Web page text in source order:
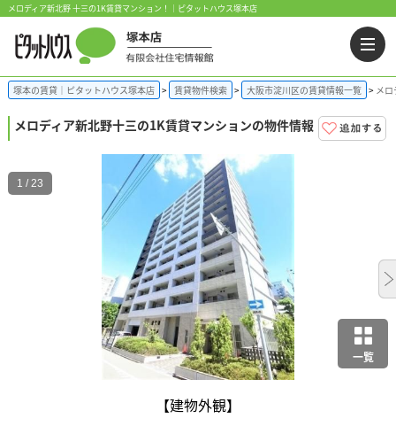
メロディア新北野 十三の1K賃貸マンション！｜ピタットハウス塚本店
塚本の賃貸｜ピタットハウス塚本店 賃貸物件検索 大阪市淀川区の賃貸情報一覧 メ
メロディア新北野十三の1K賃貸マンションの物件情報
一覧
【建物外観】
1 / 23